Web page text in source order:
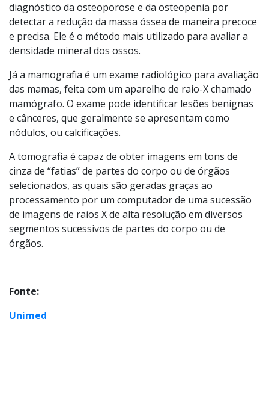
diagnóstico da osteoporose e da osteopenia por
detectar a redução da massa óssea de maneira precoce
e precisa. Ele é o método mais utilizado para avaliar a
densidade mineral dos ossos.
Já a mamografia é um exame radiológico para avaliação
das mamas, feita com um aparelho de raio-X chamado
mamógrafo. O exame pode identificar lesões benignas
e cânceres, que geralmente se apresentam como
nódulos, ou calcificações.
A tomografia é capaz de obter imagens em tons de
cinza de “fatias” de partes do corpo ou de órgãos
selecionados, as quais são geradas graças ao
processamento por um computador de uma sucessão
de imagens de raios X de alta resolução em diversos
segmentos sucessivos de partes do corpo ou de
órgãos.
Fonte:
Unimed